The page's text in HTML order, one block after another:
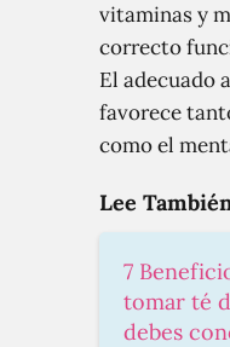
vitaminas y
correcto
El adecuado
favorece
como el
Lee
7
tomar té
debes